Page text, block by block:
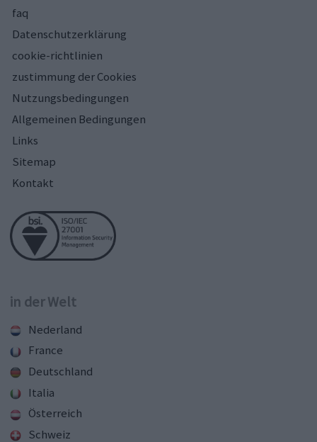
faq
Datenschutzerklärung
cookie-richtlinien
zustimmung der Cookies
Nutzungsbedingungen
Allgemeinen Bedingungen
Links
Sitemap
Kontakt
in der Welt
Nederland
France
Deutschland
Italia
Österreich
Schweiz